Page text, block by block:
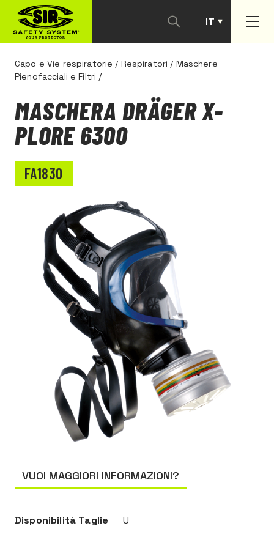
IT
PT
Capo e Vie respiratorie / Respiratori / Maschere
Pienofacciali e Filtri /
VUOI MAGGIORI INFORMAZIONI?
Disponibilità Taglie U
MASCHERA DRÄGER X-
PLORE 6300
FA1830